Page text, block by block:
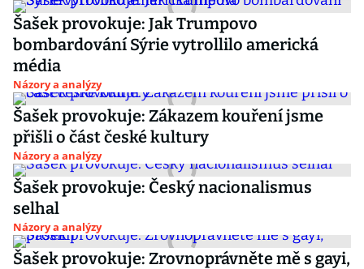
Šašek provokuje: Jak Trumpovo
bombardování Sýrie vytrollilo americká
média
Názory a analýzy
Šašek provokuje: Zákazem kouření jsme
přišli o část české kultury
Názory a analýzy
Šašek provokuje: Český nacionalismus
selhal
Názory a analýzy
Šašek provokuje: Zrovnoprávněte mě s gayi,